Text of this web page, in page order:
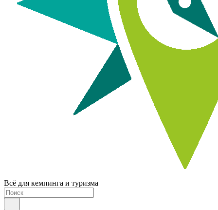
Всё для кемпинга и туризма